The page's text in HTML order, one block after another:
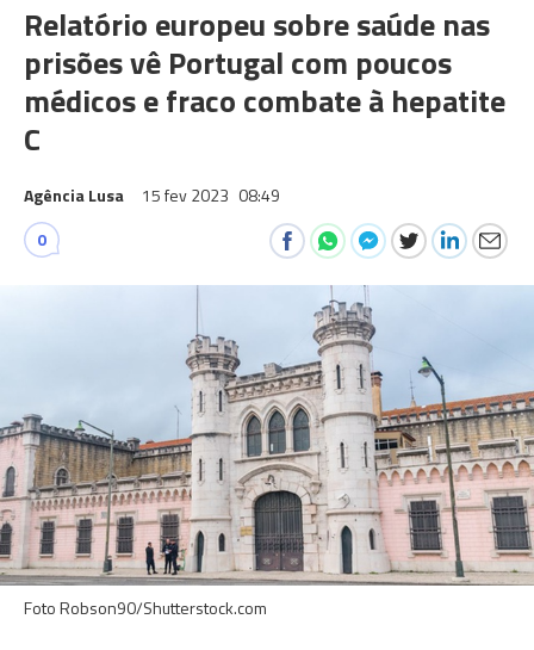
Relatório europeu sobre saúde nas
prisões vê Portugal com poucos
médicos e fraco combate à hepatite
C
Agência Lusa 15 fev 2023 08:49
0
Foto Robson90/Shutterstock.com